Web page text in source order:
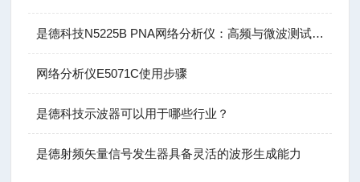
是德科技N5225B PNA网络分析仪：高频与微波测试的基石
网络分析仪E5071C使用步骤
是德科技示波器可以用于哪些行业？
是德射频矢量信号发生器具备灵活的波形生成能力